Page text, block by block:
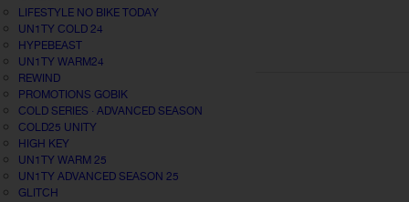
LIFESTYLE NO BIKE TODAY
UN1TY COLD 24
HYPEBEAST
UN1TY WARM24
REWIND
PROMOTIONS GOBIK
COLD SERIES · ADVANCED SEASON
COLD25 UNITY
HIGH KEY
UN1TY WARM 25
UN1TY ADVANCED SEASON 25
GLITCH